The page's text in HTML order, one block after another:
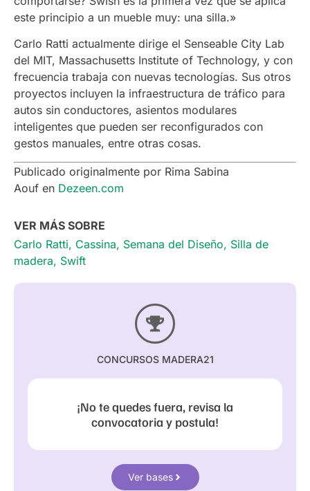
este principio a un mueble muy: una silla.»
Carlo Ratti actualmente dirige el Senseable City Lab
del MIT, Massachusetts Institute of Technology, y con
frecuencia trabaja con nuevas tecnologías. Sus otros
proyectos incluyen la infraestructura de tráfico para
autos sin conductores, asientos modulares
inteligentes que pueden ser reconfigurados con
gestos manuales, entre otras cosas.
Publicado originalmente por Rima Sabina
Aouf en Dezeen.com
VER MÁS SOBRE
Carlo Ratti, Cassina, Semana del Diseño, Silla de
madera, Swift
CONCURSOS MADERA21
¡No te quedes fuera, revisa la
convocatoria y postula!
Ver bases